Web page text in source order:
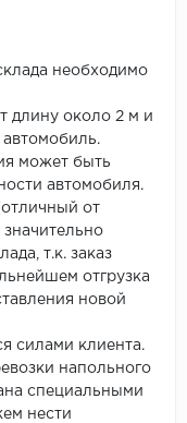
необходимо
длину около 2 м и
автомобиль.
может быть
автомобиля.
от
т.к. заказ
отгрузка
новой
силами клиента.
напольного
специальными
нести